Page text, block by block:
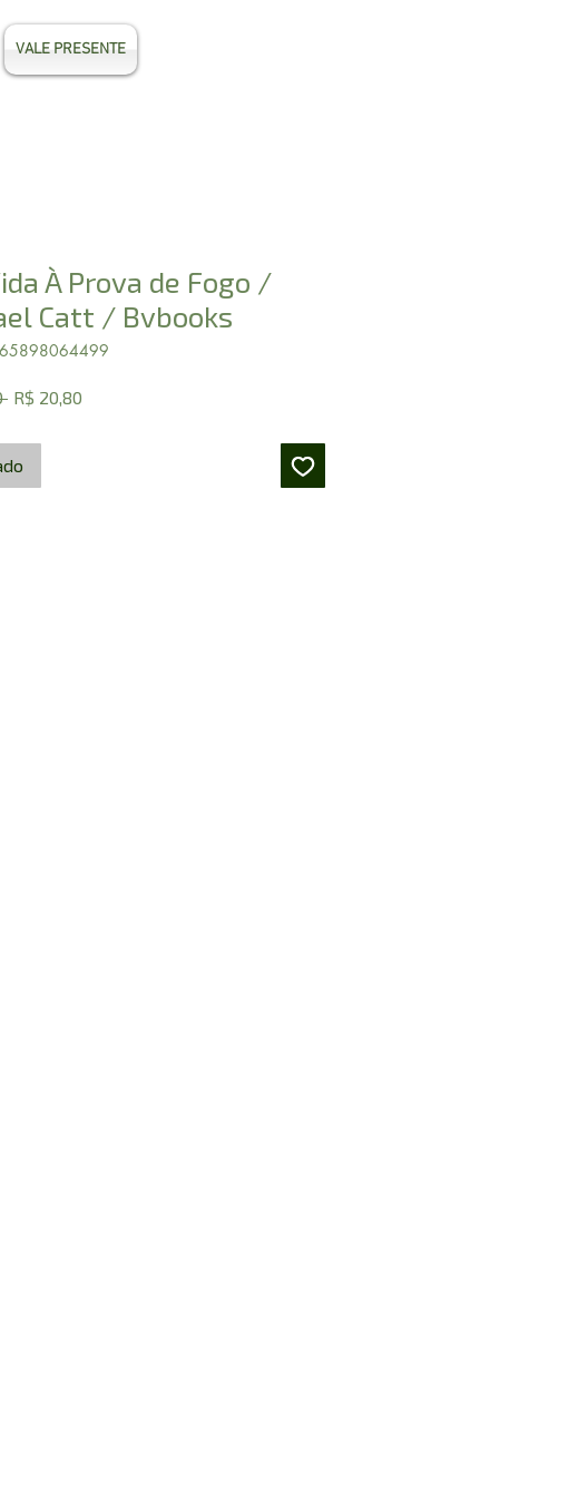
VALE PRESENTE
À Prova de Fogo /
Catt / Bvbooks
Preço
R$ 20,80